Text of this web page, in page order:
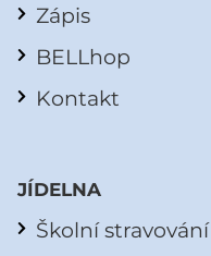
Zápis
BELLhop
Kontakt
JÍDELNA
Školní stravování